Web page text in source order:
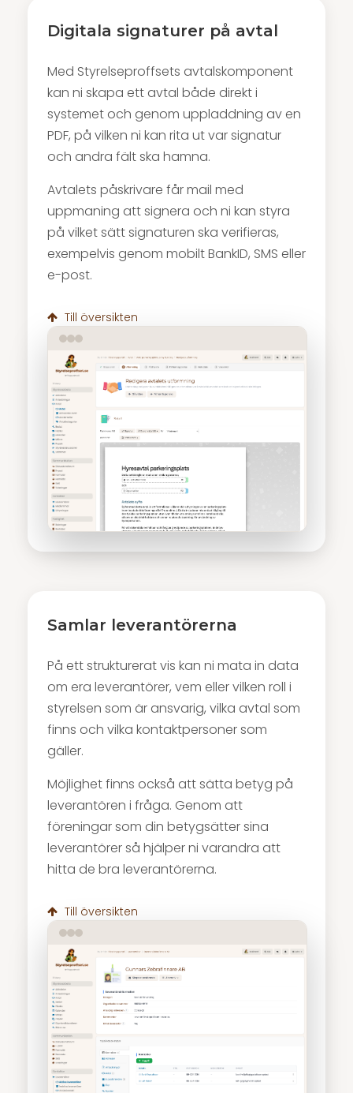
Digitala signaturer på avtal
Med Styrelseproffsets avtalskomponent
kan ni skapa ett avtal både direkt i
systemet och genom uppladdning av en
PDF, på vilken ni kan rita ut var signatur
och andra fält ska hamna.
Avtalets påskrivare får mail med
uppmaning att signera och ni kan styra
på vilket sätt signaturen ska verifieras,
exempelvis genom mobilt BankID, SMS eller
e-post.
Till översikten
Samlar leverantörerna
På ett strukturerat vis kan ni mata in data
om era leverantörer, vem eller vilken roll i
styrelsen som är ansvarig, vilka avtal som
finns och vilka kontaktpersoner som
gäller.
Möjlighet finns också att sätta betyg på
leverantören i fråga. Genom att
föreningar som din betygsätter sina
leverantörer så hjälper ni varandra att
hitta de bra leverantörerna.
Till översikten